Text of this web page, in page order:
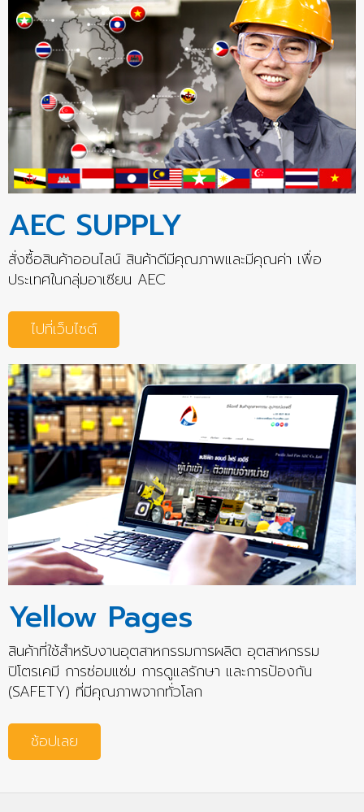
AEC SUPPLY
สั่งซื้อสินค้าออนไลน์ สินค้าดีมีคุณภาพและมีคุณค่า เพื่อ
ประเทศในกลุ่มอาเซียน AEC
ไปที่เว็บไซต์
Yellow Pages
สินค้าที่ใช้สำหรับงานอุตสาหกรรมการผลิต อุตสาหกรรม
ปิโตรเคมี การซ่อมแซ่ม การดูแลรักษา และการป้องกัน
(SAFETY) ที่มีคุณภาพจากทั่วโลก
ช้อปเลย